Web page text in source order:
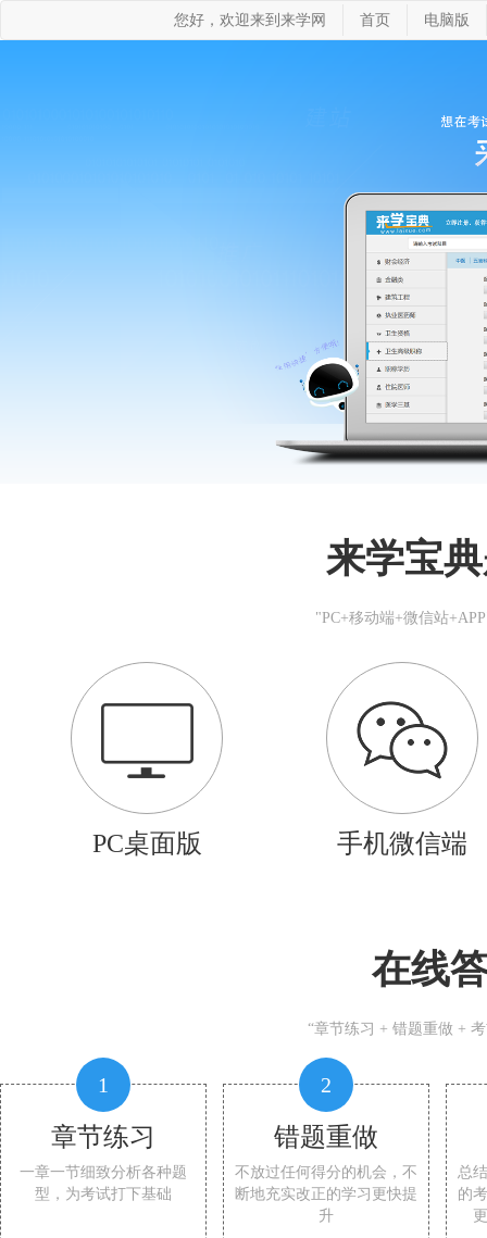
您好，欢迎来到来学网 首页 电脑版
来学宝
"PC+移动端+微信站
PC桌面版 手机微信端
在线
“章节练习 + 错题重做 +
1
章节练习
一章一节细致分析各种题
型，为考试打下基础
2
错题重做
不放过任何得分的机会，不
断地充实改正的学习更快提
升
总
的